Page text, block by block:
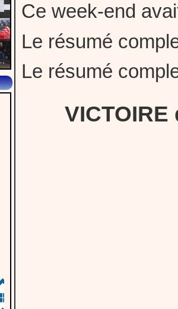
Ce week-end
Le résumé
Le résumé